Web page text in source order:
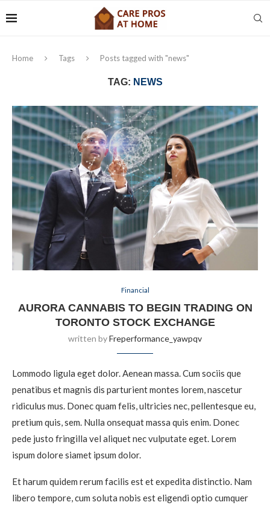
Home Tags Posts tagged with "news"
TAG: NEWS
Financial
AURORA CANNABIS TO BEGIN TRADING ON
TORONTO STOCK EXCHANGE
written byFreperformance_yawpqv
Lommodo ligula eget dolor. Aenean massa. Cum sociis que
penatibus et magnis dis parturient montes lorem, nascetur
ridiculus mus. Donec quam felis, ultricies nec, pellentesque eu,
pretium quis, sem. Nulla onsequat massa quis enim. Donec
pede justo fringilla vel aliquet nec vulputate eget. Lorem
ispum dolore siamet ipsum dolor.
Et harum quidem rerum facilis est et expedita distinctio. Nam
libero tempore, cum soluta nobis est eligendi optio cumquer